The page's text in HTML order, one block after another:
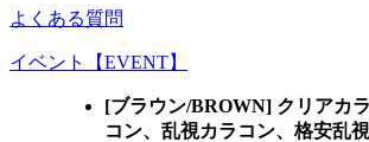
よくある質問
イベント【EVENT】
[ブラウン/BROWN] クリアカ
コン、乱視カラコン、格安乱